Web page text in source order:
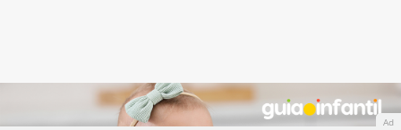
Ad